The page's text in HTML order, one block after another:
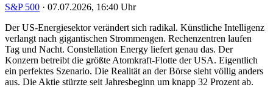
S&P 500 · 07.07.2026, 16:40 Uhr
Der US-Energiesektor verändert sich radikal. Künstliche Intelligenz
verlangt nach gigantischen Strommengen. Rechenzentren laufen
Tag und Nacht. Constellation Energy liefert genau das. Der
Konzern betreibt die größte Atomkraft-Flotte der USA. Eigentlich
ein perfektes Szenario. Die Realität an der Börse sieht völlig anders
aus. Die Aktie stürzte seit Jahresbeginn um knapp 32 Prozent ab.